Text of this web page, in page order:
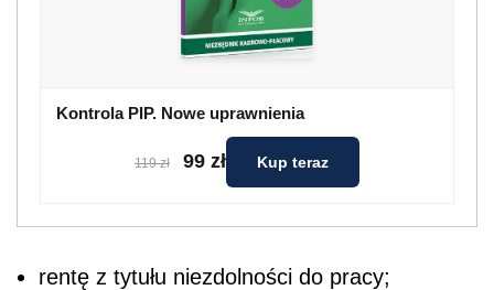
Kontrola PIP. Nowe uprawnienia
119 zł 99 zł Kup teraz
rentę z tytułu niezdolności do pracy;